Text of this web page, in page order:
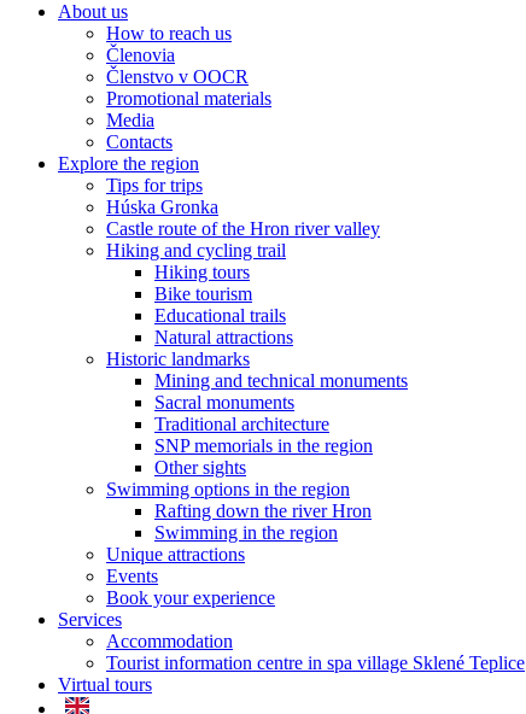
About us
How to reach us
Členovia
Členstvo v OOCR
Promotional materials
Media
Contacts
Explore the region
Tips for trips
Húska Gronka
Castle route of the Hron river valley
Hiking and cycling trail
Hiking tours
Bike tourism
Educational trails
Natural attractions
Historic landmarks
Mining and technical monuments
Sacral monuments
Traditional architecture
SNP memorials in the region
Other sights
Swimming options in the region
Rafting down the river Hron
Swimming in the region
Unique attractions
Events
Book your experience
Services
Accommodation
Tourist information centre in spa village Sklené Teplice
Virtual tours